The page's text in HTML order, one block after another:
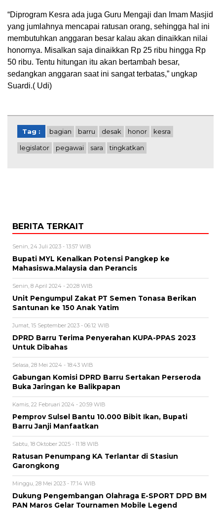
“Diprogram Kesra ada juga Guru Mengaji dan Imam Masjid
yang jumlahnya mencapai ratusan orang, sehingga hal ini
membutuhkan anggaran besar kalau akan dinaikkan nilai
honornya. Misalkan saja dinaikkan Rp 25 ribu hingga Rp
50 ribu. Tentu hitungan itu akan bertambah besar,
sedangkan anggaran saat ini sangat terbatas,” ungkap
Suardi.( Udi)
Tag : bagian barru desak honor kesra
legislator pegawai sara tingkatkan
BERITA TERKAIT
Senin, 24 Juli 2023 - 13:57 WIB
Bupati MYL Kenalkan Potensi Pangkep ke
Mahasiswa.Malaysia dan Perancis
Senin, 8 April 2024 - 20:28 WIB
Unit Pengumpul Zakat PT Semen Tonasa Berikan
Santunan ke 150 Anak Yatim
Jumat, 15 September 2023 - 06:12 WIB
DPRD Barru Terima Penyerahan KUPA-PPAS 2023
Untuk Dibahas
Selasa, 28 Mei 2024 - 18:43 WIB
Gabungan Komisi DPRD Barru Sertakan Perseroda
Buka Jaringan ke Balikpapan
Kamis, 22 Februari 2024 - 20:59 WIB
Pemprov Sulsel Bantu 10.000 Bibit Ikan, Bupati
Barru Janji Manfaatkan
Sabtu, 18 Oktober 2025 - 11:18 WIB
Ratusan Penumpang KA Terlantar di Stasiun
Garongkong
Minggu, 28 Mei 2023 - 17:14 WIB
Dukung Pengembangan Olahraga E-SPORT DPD BM
PAN Maros Gelar Tournamen Mobile Legend